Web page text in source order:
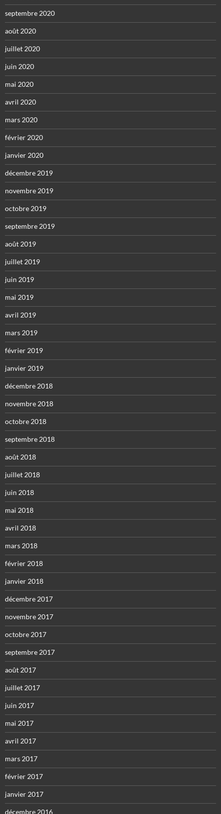
septembre 2020
août 2020
juillet 2020
juin 2020
mai 2020
avril 2020
mars 2020
février 2020
janvier 2020
décembre 2019
novembre 2019
octobre 2019
septembre 2019
août 2019
juillet 2019
juin 2019
mai 2019
avril 2019
mars 2019
février 2019
janvier 2019
décembre 2018
novembre 2018
octobre 2018
septembre 2018
août 2018
juillet 2018
juin 2018
mai 2018
avril 2018
mars 2018
février 2018
janvier 2018
décembre 2017
novembre 2017
octobre 2017
septembre 2017
août 2017
juillet 2017
juin 2017
mai 2017
avril 2017
mars 2017
février 2017
janvier 2017
décembre 2016